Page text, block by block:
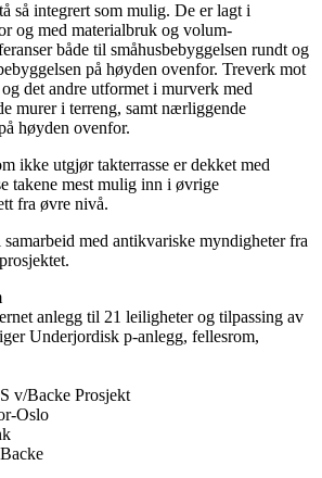
så integrert som mulig. De er lagt i
og med materialbruk og volum-
både til småhusbebyggelsen rundt og
på høyden ovenfor. Treverk mot
det andre utformet i murverk med
murer i terreng, samt nærliggende
høyden ovenfor.
ikke utgjør takterrasse er dekket med
takene mest mulig inn i øvrige
fra øvre nivå.
med antikvariske myndigheter fra
anlegg til 21 leiligheter og tilpassing av
Underjordisk p-anlegg, fellesrom,
v/Backe Prosjekt
Oslo